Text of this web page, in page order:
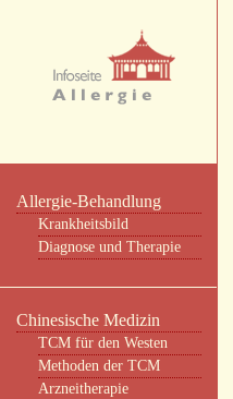
Allergie-Behandlung
Krankheitsbild
Diagnose und Therapie
Chinesische Medizin
TCM für den Westen
Methoden der TCM
Arzneitherapie